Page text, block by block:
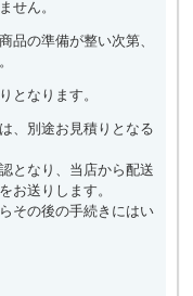
せん。
品の準備が整い次第、
となります。
、別途お見積りとなる
となり、当店から配送
お送りします。
その後の手続きにはい